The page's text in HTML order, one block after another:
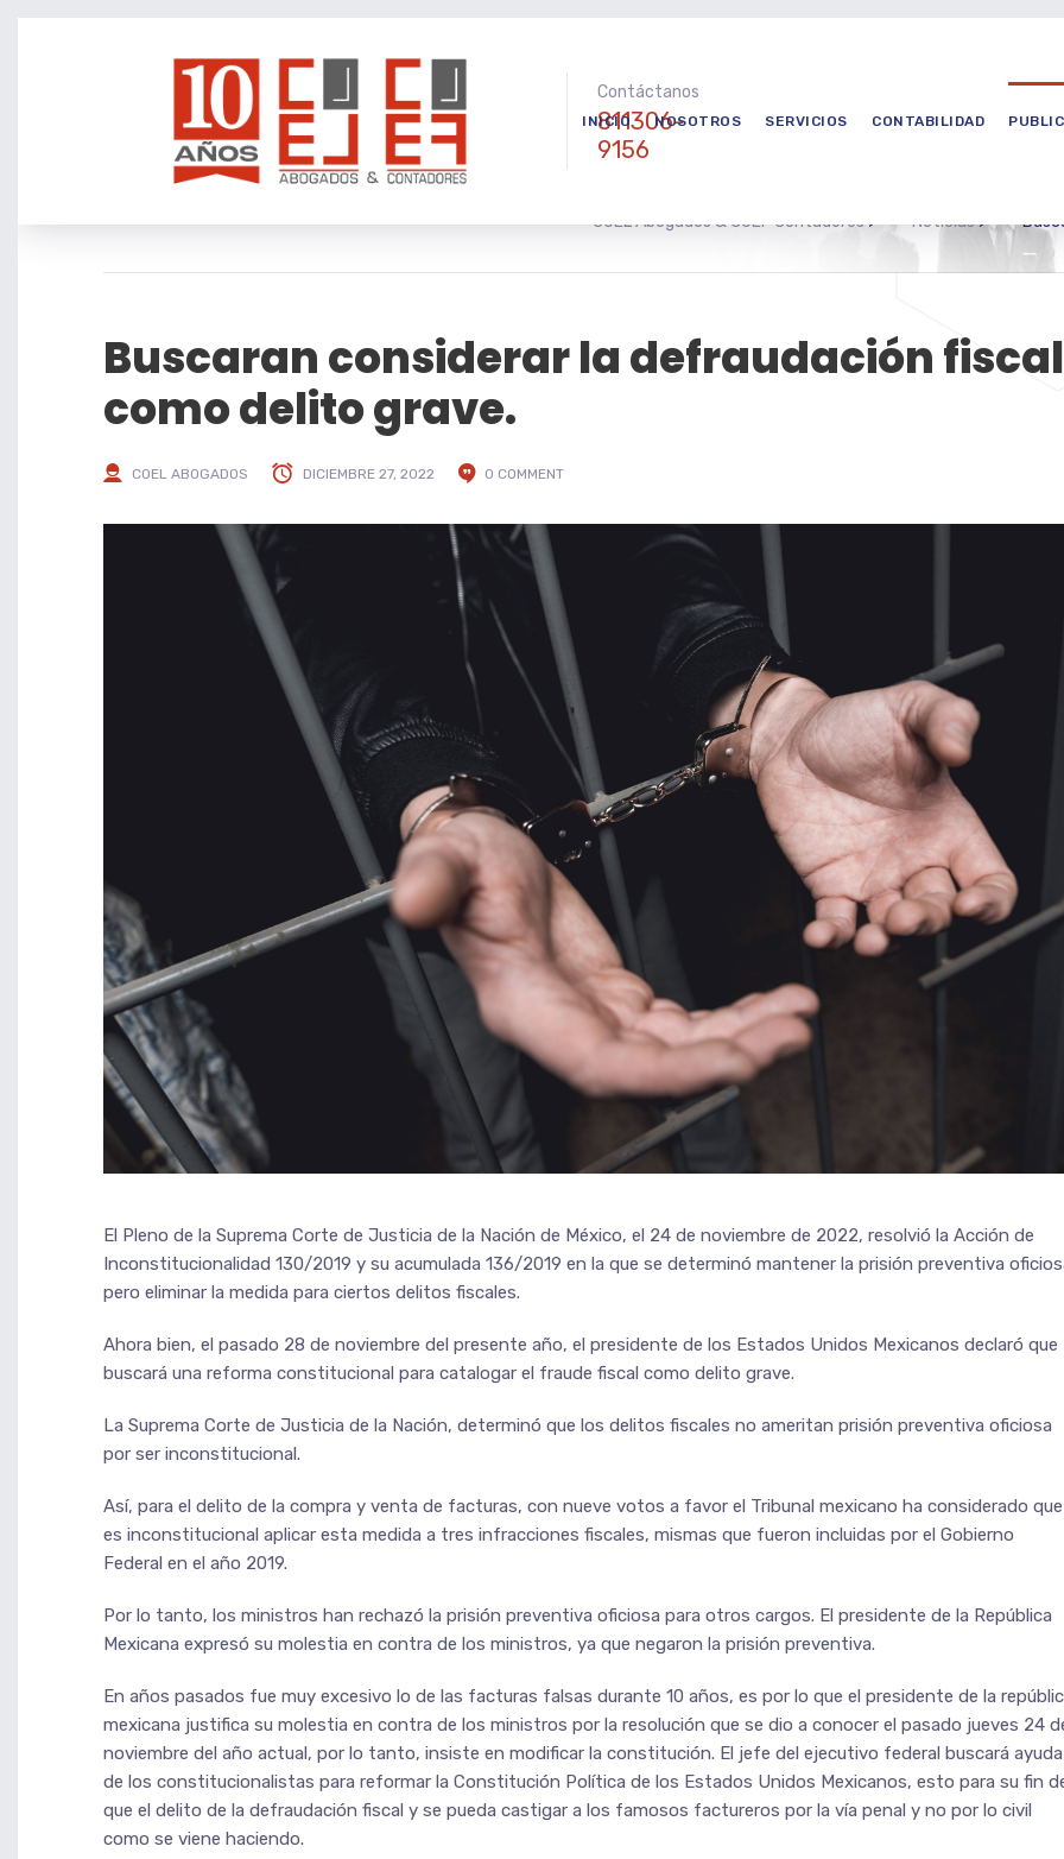
Contáctanos
811306-
9156
INICIO NOSOTROS SERVICIOS CONTABILIDAD
COEL Abogados & COEF Contadores> Noticias>
Buscaran considerar la defraudación fiscal
como delito grave.
COEL ABOGADOS DICIEMBRE 27, 2022 0 COMMENT
El Pleno de la Suprema Corte de Justicia de la Nación de México, el 24 de noviembre de 2022, resolvió la Acción de
Inconstitucionalidad 130/2019 y su acumulada 136/2019 en la que se determinó mantener la prisión preventiva
pero eliminar la medida para ciertos delitos fiscales.
Ahora bien, el pasado 28 de noviembre del presente año, el presidente de los Estados Unidos Mexicanos declaró que
buscará una reforma constitucional para catalogar el fraude fiscal como delito grave.
La Suprema Corte de Justicia de la Nación, determinó que los delitos fiscales no ameritan prisión preventiva oficiosa
por ser inconstitucional.
Así, para el delito de la compra y venta de facturas, con nueve votos a favor el Tribunal mexicano ha considerado que
es inconstitucional aplicar esta medida a tres infracciones fiscales, mismas que fueron incluidas por el Gobierno
Federal en el año 2019.
Por lo tanto, los ministros han rechazó la prisión preventiva oficiosa para otros cargos. El presidente de la República
Mexicana expresó su molestia en contra de los ministros, ya que negaron la prisión preventiva.
En años pasados fue muy excesivo lo de las facturas falsas durante 10 años, es por lo que el presidente de la
mexicana justifica su molestia en contra de los ministros por la resolución que se dio a conocer el pasado jueves 24
noviembre del año actual, por lo tanto, insiste en modificar la constitución. El jefe del ejecutivo federal buscará ayuda
de los constitucionalistas para reformar la Constitución Política de los Estados Unidos Mexicanos, esto para su fin
que el delito de la defraudación fiscal y se pueda castigar a los famosos factureros por la vía penal y no por lo civil
como se viene haciendo.